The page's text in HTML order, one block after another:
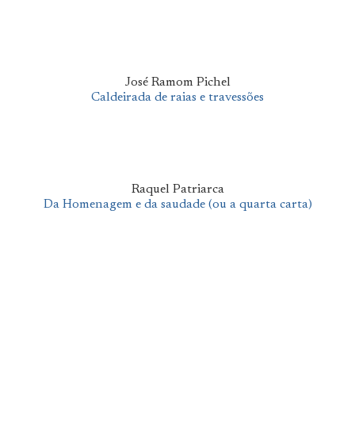
José Ramom Pichel
Caldeirada de raias e travessões
Raquel Patriarca
Da Homenagem e da saudade (ou a quarta carta)